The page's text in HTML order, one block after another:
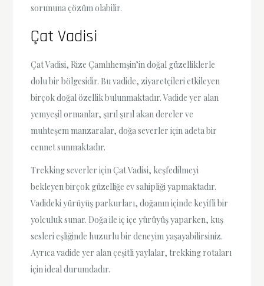
sorununa çözüm olabilir.
Çat Vadisi
Çat Vadisi, Rize Çamlıhemşin’in doğal güzelliklerle
dolu bir bölgesidir. Bu vadide, ziyaretçileri etkileyen
birçok doğal özellik bulunmaktadır. Vadide yer alan
yemyeşil ormanlar, şırıl şırıl akan dereler ve
muhteşem manzaralar, doğa severler için adeta bir
cennet sunmaktadır.
Trekking severler için Çat Vadisi, keşfedilmeyi
bekleyen birçok güzelliğe ev sahipliği yapmaktadır.
Vadideki yürüyüş parkurları, doğanın içinde keyifli bir
yolculuk sunar. Doğa ile iç içe yürüyüş yaparken, kuş
sesleri eşliğinde huzurlu bir deneyim yaşayabilirsiniz.
Ayrıca vadide yer alan çeşitli yaylalar, trekking rotaları
için ideal durumdadır.